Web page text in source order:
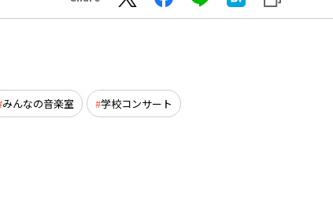
みんなの音楽室 学校コンサート